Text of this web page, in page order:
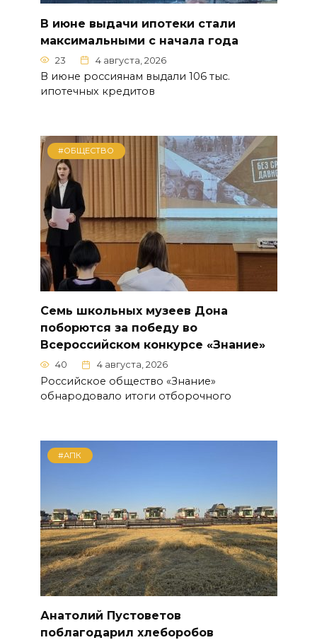
В июне выдачи ипотеки стали
максимальными с начала года
23 4 августа, 2026
В июне россиянам выдали 106 тыс.
ипотечных кредитов
#ОБЩЕСТВО
Семь школьных музеев Дона
поборются за победу во
Всероссийском конкурсе «Знание»
40 4 августа, 2026
Российское общество «Знание»
обнародовало итоги отборочного
#АПК
Анатолий Пустоветов
поблагодарил хлеборобов